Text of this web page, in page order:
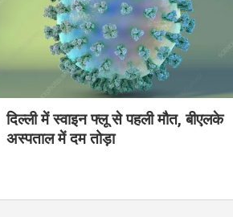
दिल्ली में स्वाइन फ्लू से पहली मौत, बीएलके
अस्पताल में दम तोड़ा